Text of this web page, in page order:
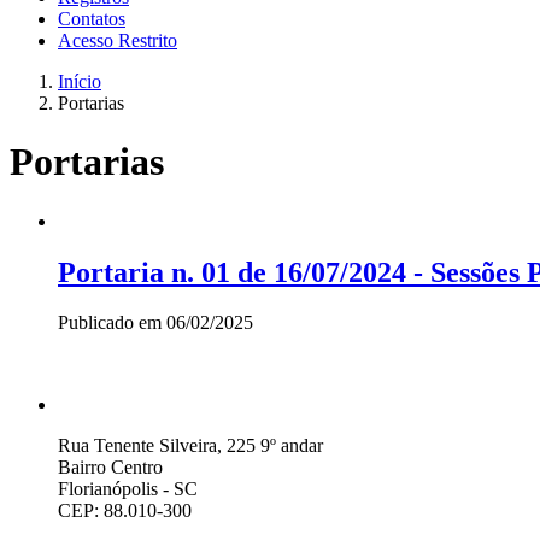
Contatos
Acesso Restrito
Início
Portarias
Portarias
Portaria n. 01 de 16/07/2024 - Sessões
Publicado em 06/02/2025
Rua Tenente Silveira, 225 9º andar
Bairro Centro
Florianópolis - SC
CEP: 88.010-300